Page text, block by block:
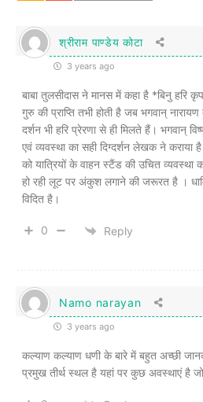
श्रीराम पाण्डेय कोटा
3 years ago
बाबा तुलसीदास ने मानस में कहा है *बिनु हरि
गुरु की प्राप्ति तभी होती है जब भगवान्
दर्शन भी हरि प्रेरणा से ही मिलते हैं। भगवान्
एवं‌ व्यवस्था का सही दिग्दर्शन लेखक ने कराया
को यात्रियों के वाहन स्टैंड की उचित व्यवस्था
हो रही लूट पर अंकुश लगाने की जरूरत है ।
विदित है।
0 Reply
Namo narayan
3 years ago
कल्याण कल्याण धणी के बारे में बहुत अच्छी
प्रमुख तीर्थ स्थल है यहां पर कुछ अवस्थाएं है जो